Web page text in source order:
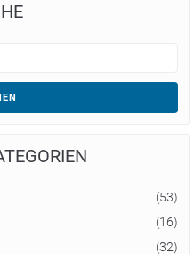
(53)
(16)
(32)